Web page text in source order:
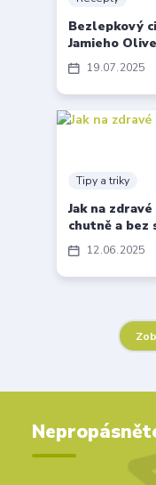
19 07 2025
Bezlepkový
Jamieho
12 06 2025
Tipy a triky
Jak na
chutně a bez